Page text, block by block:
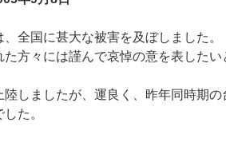
全国に甚大な被害を及ぼしました。
方々には謹んで哀悼の意を表したい
陸しましたが、運良く、昨年同時期
た。